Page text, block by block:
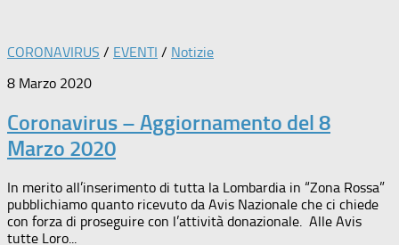
CORONAVIRUS / EVENTI / Notizie
8 Marzo 2020
Coronavirus – Aggiornamento del 8
Marzo 2020
In merito all’inserimento di tutta la Lombardia in “Zona Rossa”
pubblichiamo quanto ricevuto da Avis Nazionale che ci chiede
con forza di proseguire con l’attività donazionale. Alle Avis
tutte Loro...